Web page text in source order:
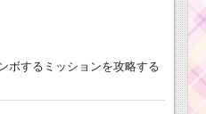
ボするミッションを攻略する